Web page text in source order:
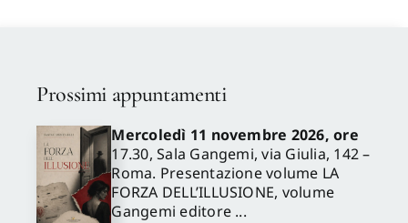
Prossimi appuntamenti
Mercoledì 11 novembre 2026, ore
17.30, Sala Gangemi, via Giulia, 142 –
Roma. Presentazione volume LA
FORZA DELL’ILLUSIONE, volume
Gangemi editore ...